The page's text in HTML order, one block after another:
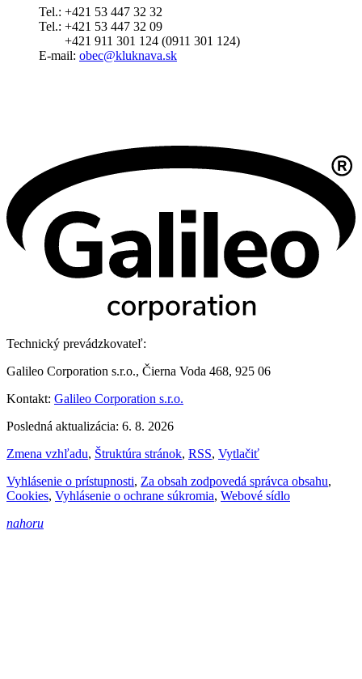
Tel.: +421 53 447 32 32
Tel.: +421 53 447 32 09
+421 911 301 124 (0911 301 124)
E-mail: obec@kluknava.sk
Technický prevádzkovateľ:
Galileo Corporation s.r.o., Čierna Voda 468, 925 06
Kontakt: Galileo Corporation s.r.o.
Posledná aktualizácia: 6. 8. 2026
Zmena vzhľadu, Štruktúra stránok, RSS, Vytlačiť
Vyhlásenie o prístupnosti, Za obsah zodpovedá správca obsahu,
Cookies, Vyhlásenie o ochrane súkromia, Webové sídlo
nahoru